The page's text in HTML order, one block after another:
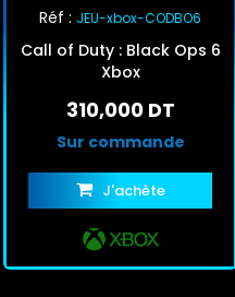
Réf : JEU-xbox-CODBO6
Call of Duty : Black Ops 6
Xbox
310,000 DT
Sur commande
J'achète